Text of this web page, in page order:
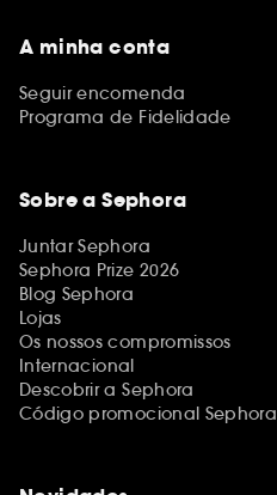
A minha conta
Seguir encomenda
Programa de Fidelidade
Sobre a Sephora
Juntar Sephora
Sephora Prize 2026
Blog Sephora
Lojas
Os nossos compromissos
Internacional
Descobrir a Sephora
Código promocional Sephora